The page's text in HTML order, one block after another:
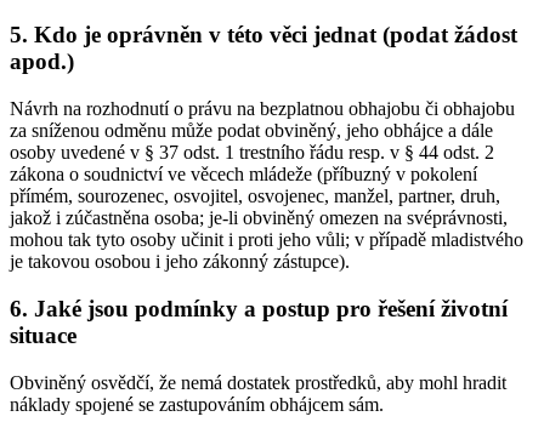
5. Kdo je oprávněn v této věci jednat (podat žádost
apod.)
Návrh na rozhodnutí o právu na bezplatnou obhajobu či obhajobu
za sníženou odměnu může podat obviněný, jeho obhájce a dále
osoby uvedené v § 37 odst. 1 trestního řádu resp. v § 44 odst. 2
zákona o soudnictví ve věcech mládeže (příbuzný v pokolení
přímém, sourozenec, osvojitel, osvojenec, manžel, partner, druh,
jakož i zúčastněna osoba; je-li obviněný omezen na svéprávnosti,
mohou tak tyto osoby učinit i proti jeho vůli; v případě mladistvého
je takovou osobou i jeho zákonný zástupce).
6. Jaké jsou podmínky a postup pro řešení životní
situace
Obviněný osvědčí, že nemá dostatek prostředků, aby mohl hradit
náklady spojené se zastupováním obhájcem sám.